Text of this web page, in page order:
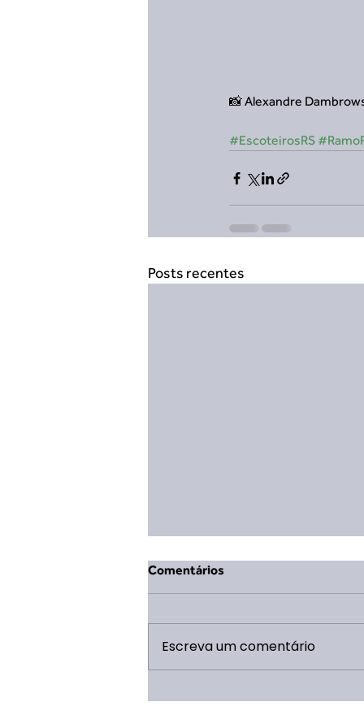
📸 Alexandre
#EscoteirosRS
Posts recentes
Publicada a parceria para a
Comentários
Escreva um comentário